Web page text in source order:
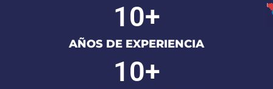
AÑOS DE EXPERIENCIA
10+
10+